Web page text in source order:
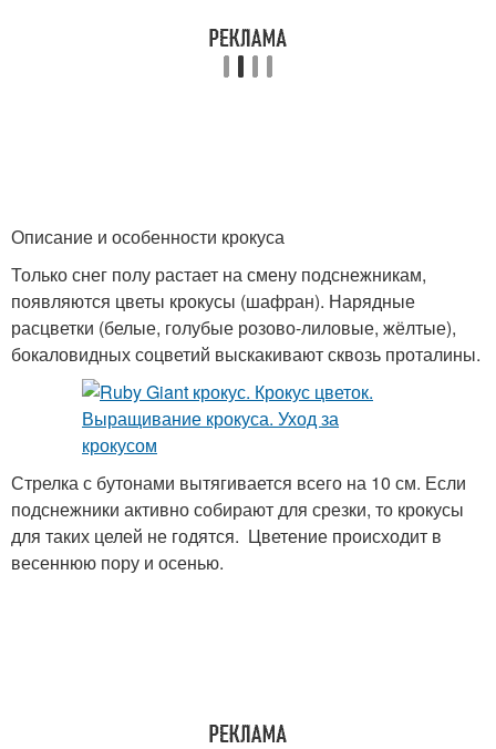
Описание и особенности крокуса
Только снег полу растает на смену подснежникам,
появляются цветы крокусы (шафран). Нарядные
расцветки (белые, голубые розово-лиловые, жёлтые),
бокаловидных соцветий выскакивают сквозь проталины.
Стрелка с бутонами вытягивается всего на 10 см. Если
подснежники активно собирают для срезки, то крокусы
для таких целей не годятся. Цветение происходит в
весеннюю пору и осенью.